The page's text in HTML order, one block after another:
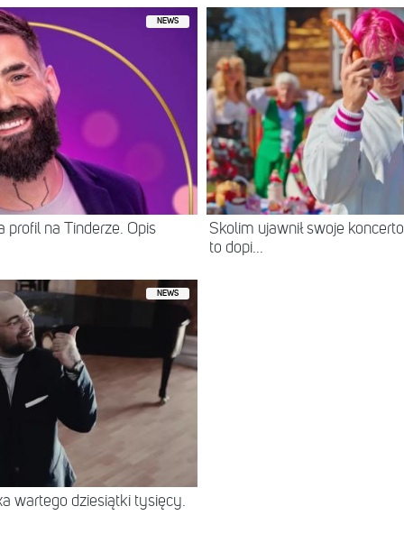
NEWS
profil na Tinderze. Opis
Skolim ujawnił swoje
to dopi...
NEWS
wartego dziesiątki tysięcy.